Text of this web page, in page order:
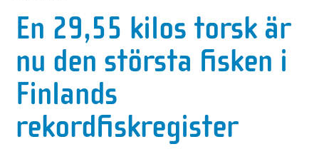
En 29,55 kilos torsk är
nu den största fisken i
Finlands
rekordfiskregister